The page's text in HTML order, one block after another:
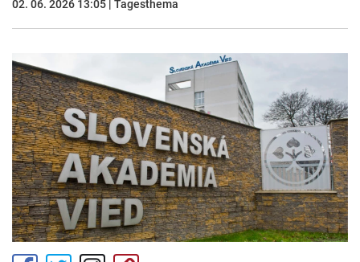
02. 06. 2026 13:05 | Tagesthema